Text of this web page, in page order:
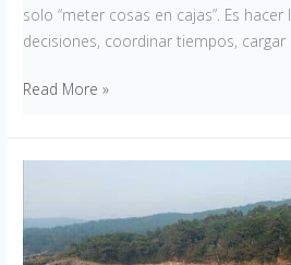
solo “meter cosas en cajas”. Es
decisiones, coordinar tiempos,
Read More »
castillos
y